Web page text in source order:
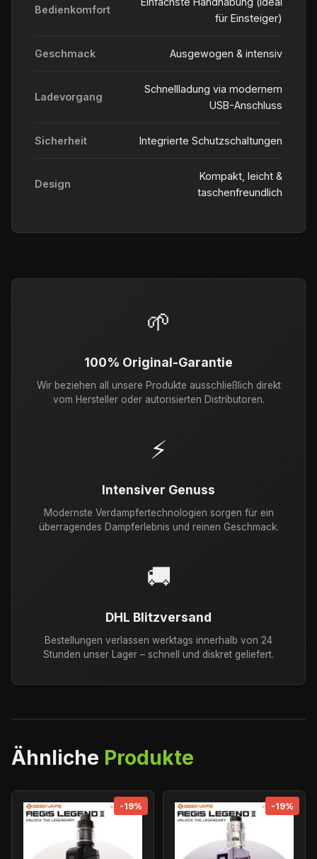
Bedienkomfort
für Einsteiger)
Geschmack Ausgewogen & intensiv
Ladevorgang
Schnellladung via modernem
USB-Anschluss
Sicherheit Integrierte Schutzschaltungen
Design
Kompakt, leicht &
taschenfreundlich
🌱
100% Original-Garantie
Wir beziehen all unsere Produkte ausschließlich direkt
vom Hersteller oder autorisierten Distributoren.
⚡
Intensiver Genuss
Modernste Verdampfertechnologien sorgen für ein
überragendes Dampferlebnis und reinen Geschmack.
🚚
DHL Blitzversand
Bestellungen verlassen werktags innerhalb von 24
Stunden unser Lager – schnell und diskret geliefert.
Ähnliche Produkte
-19% -19%